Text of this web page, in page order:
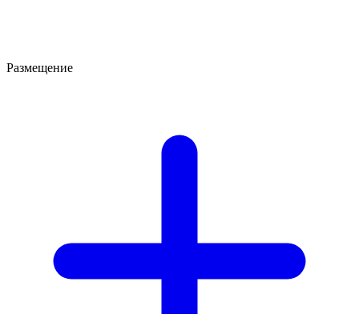
Размещение